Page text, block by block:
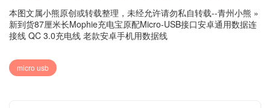
本图文属小熊原创或转载整理，未经允许请勿私自转载--青州小熊 »
新到货87厘米长Mophie充电宝原配Micro-USB接口安卓通用数据连
接线 QC 3.0充电线 老款安卓手机用数据线
micro usb